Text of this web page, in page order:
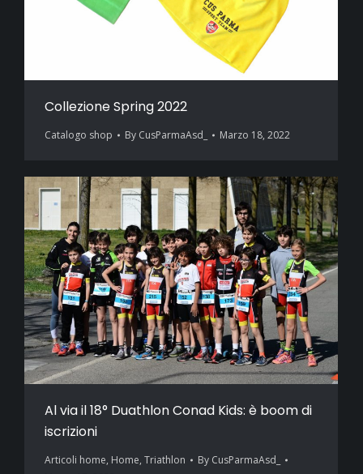
Collezione Spring 2022
Catalogo shop By CusParmaAsd_ Marzo 18, 2022
Al via il 18° Duathlon Conad Kids: è boom di
iscrizioni
Articoli home, Home, Triathlon By CusParmaAsd_